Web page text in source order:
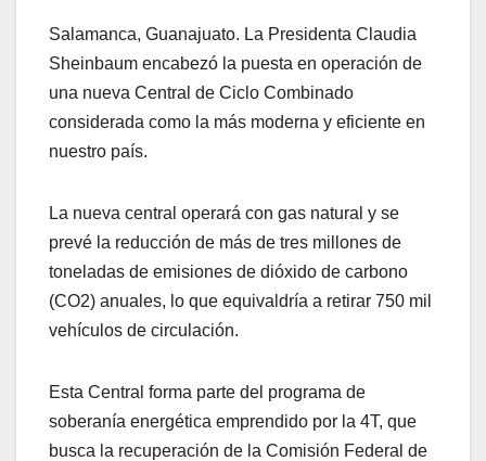
Salamanca, Guanajuato. La Presidenta Claudia
Sheinbaum encabezó la puesta en operación de
una nueva Central de Ciclo Combinado
considerada como la más moderna y eficiente en
nuestro país.
La nueva central operará con gas natural y se
prevé la reducción de más de tres millones de
toneladas de emisiones de dióxido de carbono
(CO2) anuales, lo que equivaldría a retirar 750 mil
vehículos de circulación.
Esta Central forma parte del programa de
soberanía energética emprendido por la 4T, que
busca la recuperación de la Comisión Federal de